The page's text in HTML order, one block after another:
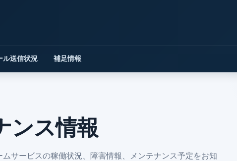
ル送信状況 補足情報
ンス情報
サービスの稼働状況、障害情報、メンテナンス予定をお知